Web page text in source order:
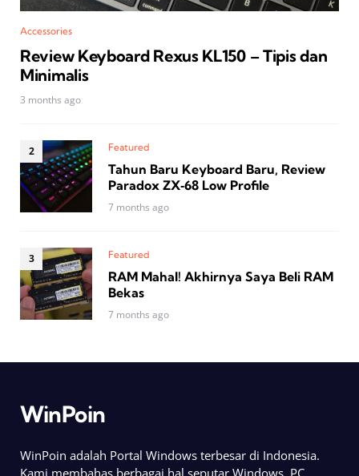
Accessories
Review Keyboard Rexus KL150 – Tipis dan
Minimalis
3 months ago
Featured
Tahun Baru Keyboard Baru, Review
Paradox ZX‑68 Low Profile
7 months ago
Featured
RAM Mahal! Akhirnya Saya Beli RAM
Bekas
7 months ago
WinPoin
WinPoin adalah Portal Windows terbesar di Indonesia.